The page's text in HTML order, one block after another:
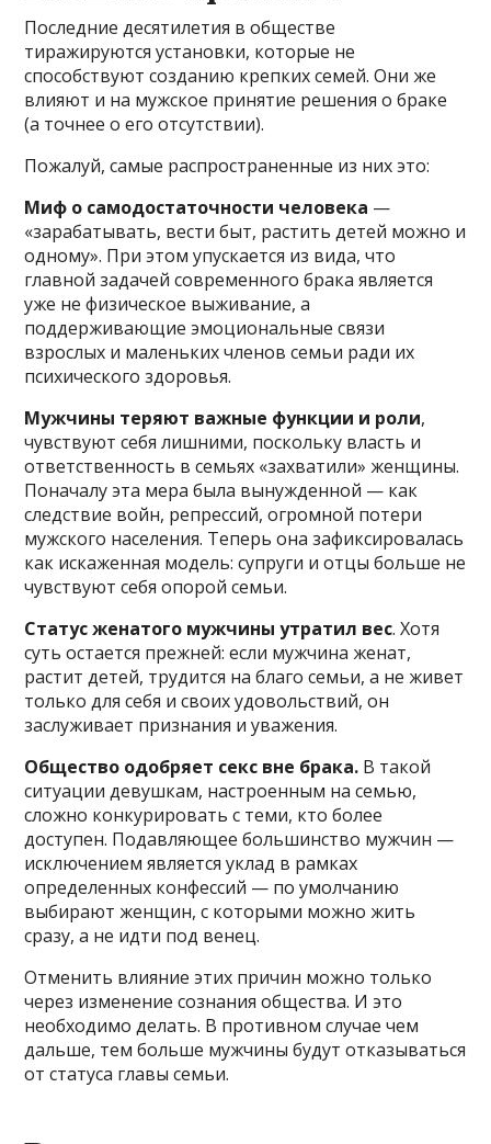
Последние десятилетия в обществе
тиражируются установки, которые не
способствуют созданию крепких семей. Они же
влияют и на мужское принятие решения о браке
(а точнее о его отсутствии).
Пожалуй, самые распространенные из них это:
Миф о самодостаточности человека —
«зарабатывать, вести быт, растить детей можно и
одному». При этом упускается из вида, что
главной задачей современного брака является
уже не физическое выживание, а
поддерживающие эмоциональные связи
взрослых и маленьких членов семьи ради их
психического здоровья.
Мужчины теряют важные функции и роли,
чувствуют себя лишними, поскольку власть и
ответственность в семьях «захватили» женщины.
Поначалу эта мера была вынужденной — как
следствие войн, репрессий, огромной потери
мужского населения. Теперь она зафиксировалась
как искаженная модель: супруги и отцы больше не
чувствуют себя опорой семьи.
Статус женатого мужчины утратил вес. Хотя
суть остается прежней: если мужчина женат,
растит детей, трудится на благо семьи, а не живет
только для себя и своих удовольствий, он
заслуживает признания и уважения.
Общество одобряет секс вне брака. В такой
ситуации девушкам, настроенным на семью,
сложно конкурировать с теми, кто более
доступен. Подавляющее большинство мужчин —
исключением является уклад в рамках
определенных конфессий — по умолчанию
выбирают женщин, с которыми можно жить
сразу, а не идти под венец.
Отменить влияние этих причин можно только
через изменение сознания общества. И это
необходимо делать. В противном случае чем
дальше, тем больше мужчины будут отказываться
от статуса главы семьи.